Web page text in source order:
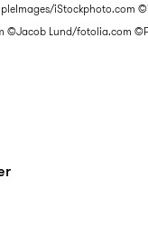
iStockphoto.com
©Jacob Lund/fotolia.com